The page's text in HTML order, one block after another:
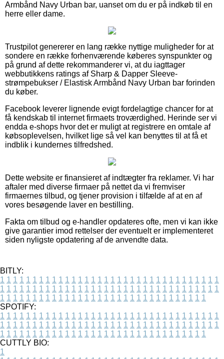
Armbånd Navy Urban bar, uanset om du er på indkøb til en
herre eller dame.
Trustpilot genererer en lang række nyttige muligheder for at
sondere en række forhenværende køberes synspunkter og
på grund af dette rekommanderer vi, at du iagttager
webbutikkens ratings af Sharp & Dapper Sleeve-
strømpebukser / Elastisk Armbånd Navy Urban bar forinden
du køber.
Facebook leverer lignende evigt fordelagtige chancer for at
få kendskab til internet firmaets troværdighed. Herinde ser vi
endda e-shops hvor det er muligt at registrere en omtale af
købsoplevelsen, hvilket lige så vel kan benyttes til at få et
indblik i kundernes tilfredshed.
Dette website er finansieret af indtægter fra reklamer. Vi har
aftaler med diverse firmaer på nettet da vi fremviser
firmaernes tilbud, og tjener provision i tilfælde af at en af
vores besøgende laver en bestilling.
Fakta om tilbud og e-handler opdateres ofte, men vi kan ikke
give garantier imod rettelser der eventuelt er implementeret
siden nyligste opdatering af de anvendte data.
BITLY:
1 1 1 1 1 1 1 1 1 1 1 1 1 1 1 1 1 1 1 1 1 1 1 1 1 1 1 1 1 1 1 1 1 1
1 1 1 1 1 1 1 1 1 1 1 1 1 1 1 1 1 1 1 1 1 1 1 1 1 1 1 1 1 1 1 1 1 1
1 1 1 1 1 1 1 1 1 1 1 1 1 1 1 1 1 1 1 1 1 1 1 1 1 1 1 1 1 1 1 1
SPOTIFY:
1 1 1 1 1 1 1 1 1 1 1 1 1 1 1 1 1 1 1 1 1 1 1 1 1 1 1 1 1 1 1 1 1 1
1 1 1 1 1 1 1 1 1 1 1 1 1 1 1 1 1 1 1 1 1 1 1 1 1 1 1 1 1 1 1 1 1 1
1 1 1 1 1 1 1 1 1 1 1 1 1 1 1 1 1 1 1 1 1 1 1 1 1 1 1 1 1 1 1 1
CUTTLY BIO:
1